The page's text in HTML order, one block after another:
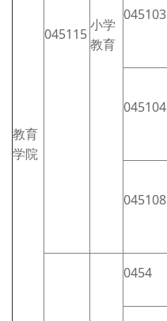
教育
学院
045115
小学
教育
045103
045104
045108
0454